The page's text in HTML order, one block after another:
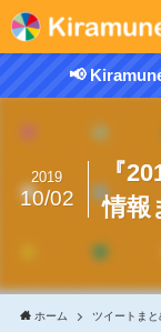
📢
『
情報
2019
10/02
ホーム ツイートまと